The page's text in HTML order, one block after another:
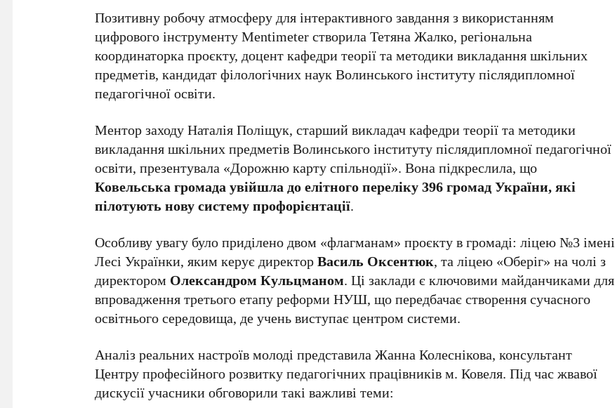
Позитивну робочу атмосферу для інтерактивного завдання з використанням
цифрового інструменту Mentimeter створила Тетяна Жалко, регіональна
координаторка проєкту, доцент кафедри теорії та методики викладання шкільних
предметів, кандидат філологічних наук Волинського інституту післядипломної
педагогічної освіти.
Ментор заходу Наталія Поліщук, старший викладач кафедри теорії та методики
викладання шкільних предметів Волинського інституту післядипломної педагогічної
освіти, презентувала «Дорожню карту спільнодії». Вона підкреслила, що
Ковельська громада увійшла до елітного переліку 396 громад України, які
пілотують нову систему профорієнтації.
Особливу увагу було приділено двом «флагманам» проєкту в громаді: ліцею №3 імені
Лесі Українки, яким керує директорВасиль Оксентюк, та ліцею «Оберіг» на чолі з
директором Олександром Кульцманом. Ці заклади є ключовими майданчиками для
впровадження третього етапу реформи НУШ, що передбачає створення сучасного
освітнього середовища, де учень виступає центром системи.
Аналіз реальних настроїв молоді представила Жанна Колеснікова, консультант
Центру професійного розвитку педагогічних працівників м. Ковеля. Під час жвавої
дискусії учасники обговорили такі важливі теми: